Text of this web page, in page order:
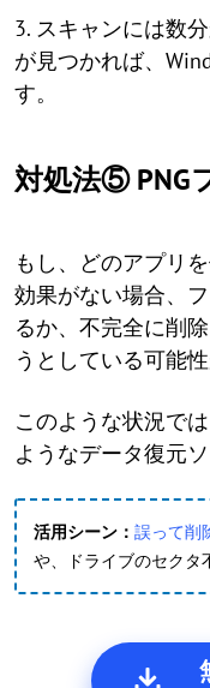
3. スキャンには数
が見つかれば、
す。
対処法⑤ PNG
もし、どのアプリ
効果がない場合、
るか、不完全に削
うとしている可能性
このような状況では
ようなデータ復元
活用シーン： 誤って削
や、ドライブのセクタ